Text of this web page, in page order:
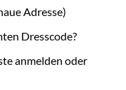
Adresse)
Dresscode?
anmelden oder